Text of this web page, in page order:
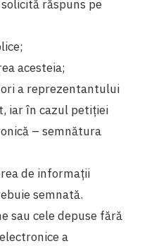
răspuns pe
acesteia;
a reprezentantului
iar în cazul petiției
– semnătura
de informații
semnată.
sau cele depuse fără
a